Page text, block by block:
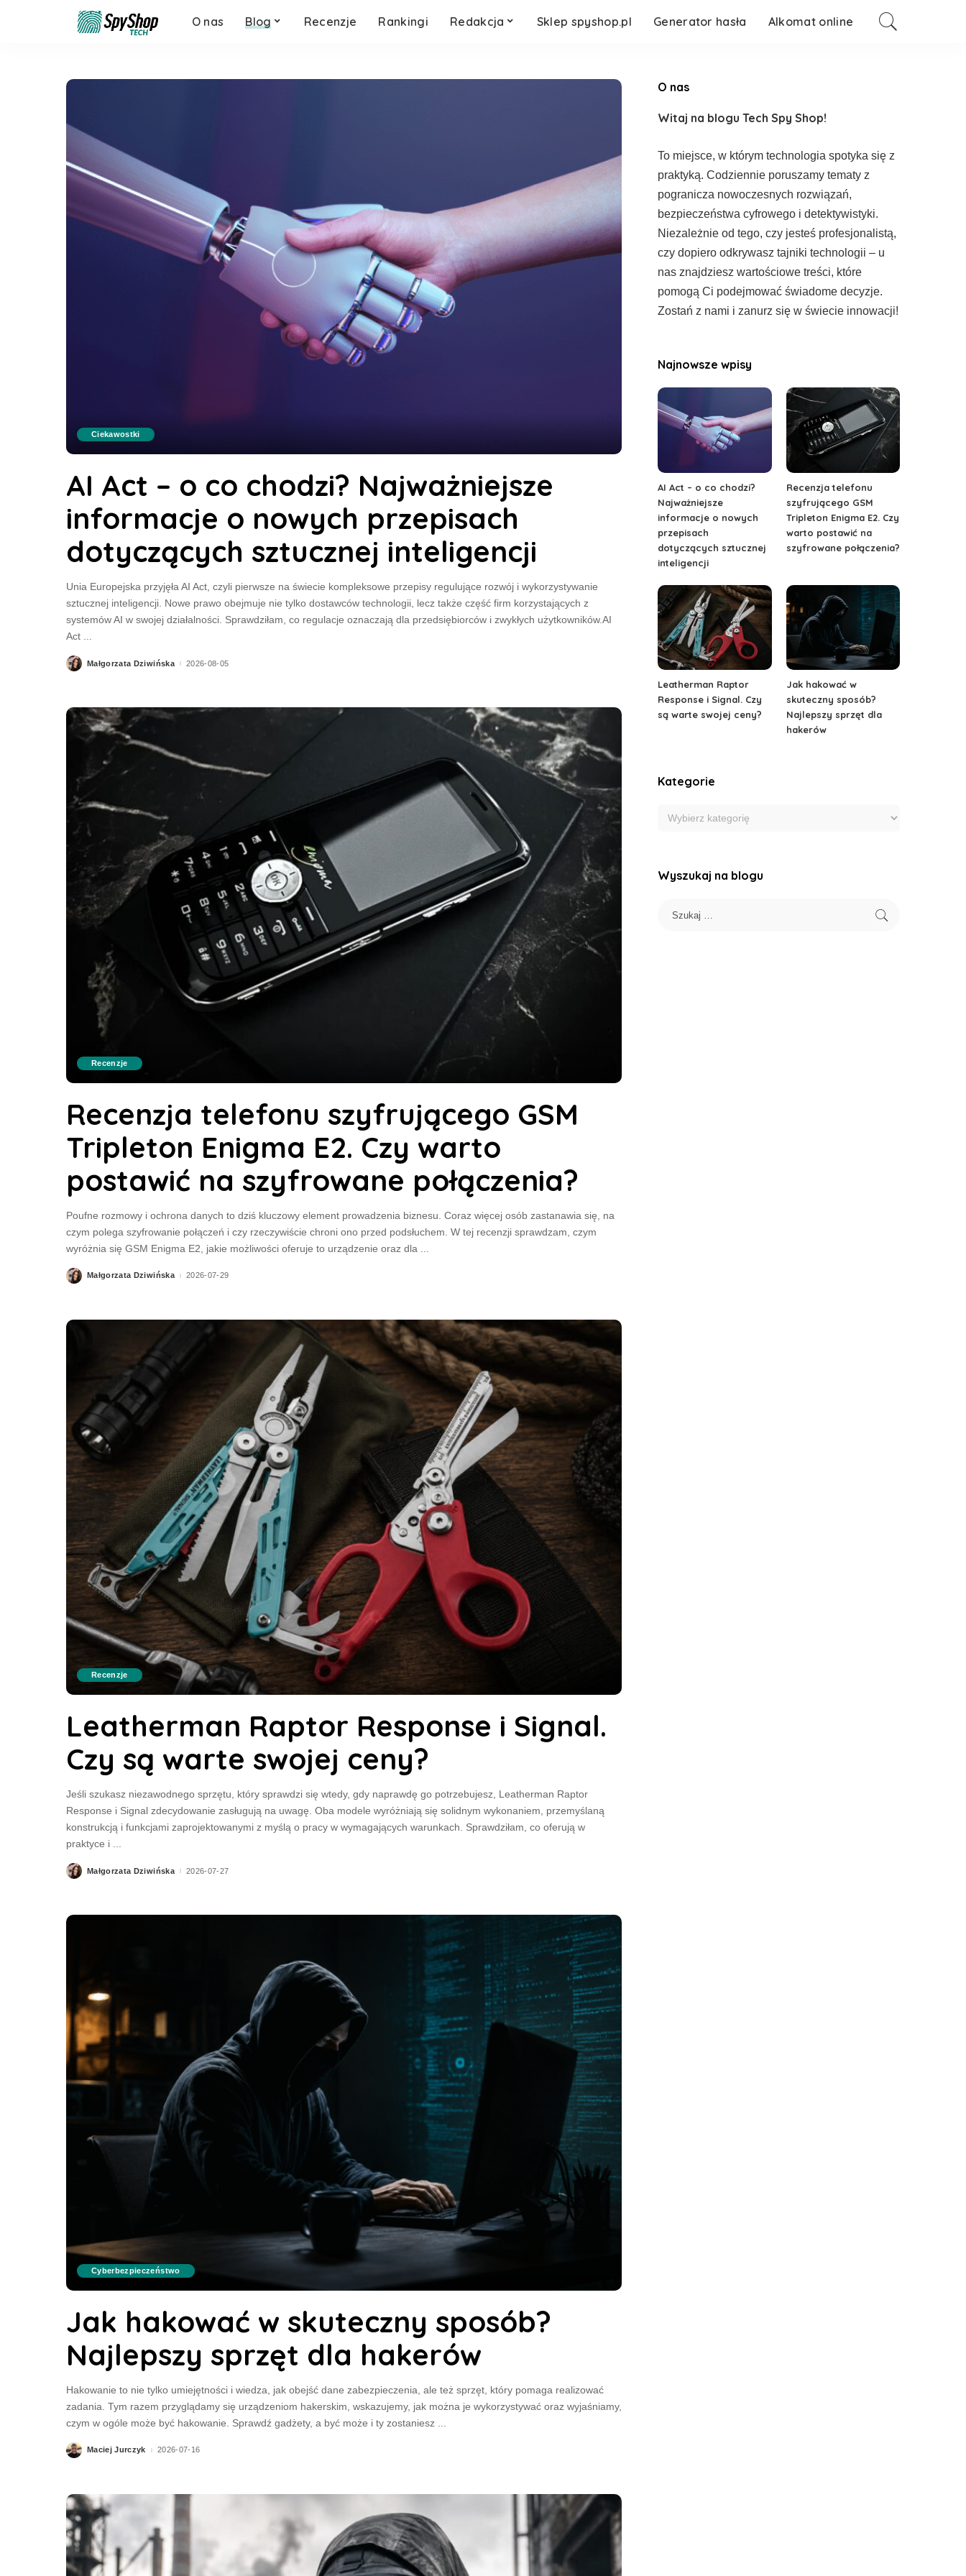
O nas Blog Recenzje Rankingi Redakcja Sklep spyshop.pl Generator hasła Alkomat online
Ciekawostki
AI Act – o co chodzi? Najważniejsze
informacje o nowych przepisach
dotyczących sztucznej inteligencji
Unia Europejska przyjęła AI Act, czyli pierwsze na świecie kompleksowe przepisy regulujące rozwój i wykorzystywanie
sztucznej inteligencji. Nowe prawo obejmuje nie tylko dostawców technologii, lecz także część firm korzystających z
systemów AI w swojej działalności. Sprawdziłam, co regulacje oznaczają dla przedsiębiorców i zwykłych użytkowników.AI
Act ...
Małgorzata Dziwińska 2026-08-05
Recenzje
Recenzja telefonu szyfrującego GSM
Tripleton Enigma E2. Czy warto
postawić na szyfrowane połączenia?
Poufne rozmowy i ochrona danych to dziś kluczowy element prowadzenia biznesu. Coraz więcej osób zastanawia się, na
czym polega szyfrowanie połączeń i czy rzeczywiście chroni ono przed podsłuchem. W tej recenzji sprawdzam, czym
wyróżnia się GSM Enigma E2, jakie możliwości oferuje to urządzenie oraz dla
Małgorzata Dziwińska 2026-07-29
Recenzje
Leatherman Raptor Response i Signal.
Czy są warte swojej ceny?
Jeśli szukasz niezawodnego sprzętu, który sprawdzi się wtedy, gdy naprawdę go potrzebujesz, Leatherman Raptor
Response i Signal zdecydowanie zasługują na uwagę. Oba modele wyróżniają się solidnym wykonaniem, przemyślaną
konstrukcją i funkcjami zaprojektowanymi z myślą o pracy w wymagających warunkach. Sprawdziłam, co oferują w
praktyce i ...
Małgorzata Dziwińska 2026-07-27
Cyberbezpieczeństwo
Jak hakować w skuteczny sposób?
Najlepszy sprzęt dla hakerów
Hakowanie to nie tylko umiejętności i wiedza, jak obejść dane zabezpieczenia, ale też sprzęt, który pomaga realizować
zadania. Tym razem przyglądamy się urządzeniom hakerskim, wskazujemy, jak można je wykorzystywać oraz wyjaśniamy,
czym w ogóle może być hakowanie. Sprawdź gadżety, a być może i ty zostaniesz
Maciej Jurczyk 2026-07-16
O nas
Witaj na blogu Tech Spy Shop!
To miejsce, w którym technologia spotyka się z
praktyką. Codziennie poruszamy tematy z
pogranicza nowoczesnych rozwiązań,
bezpieczeństwa cyfrowego i detektywistyki.
Niezależnie od tego, czy jesteś profesjonalistą,
czy dopiero odkrywasz tajniki technologii – u
nas znajdziesz wartościowe treści, które
pomogą Ci podejmować świadome decyzje.
Zostań z nami i zanurz się w świecie innowacji!
Najnowsze wpisy
AI Act – o co chodzi?
Najważniejsze
informacje o nowych
przepisach
dotyczących sztucznej
inteligencji
Recenzja telefonu
szyfrującego GSM
Tripleton Enigma E2. Czy
warto postawić na
szyfrowane połączenia?
Leatherman Raptor
Response i Signal. Czy
są warte swojej ceny?
Jak hakować w
skuteczny sposób?
Najlepszy sprzęt dla
hakerów
Kategorie
Wyszukaj na blogu